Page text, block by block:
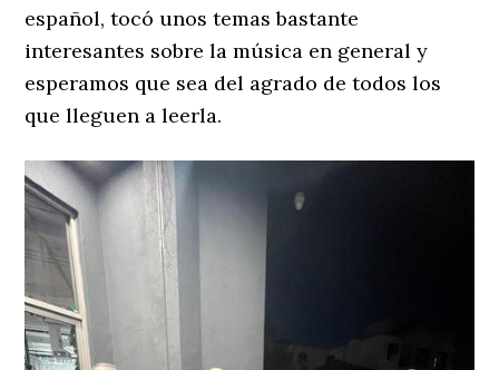
español, tocó unos temas bastante
interesantes sobre la música en general y
esperamos que sea del agrado de todos los
que lleguen a leerla.